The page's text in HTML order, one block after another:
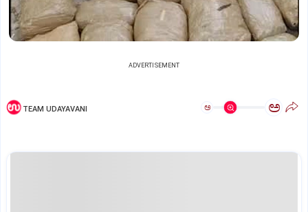
ADVERTISEMENT
TEAM UDAYAVANI ಅ ಅ